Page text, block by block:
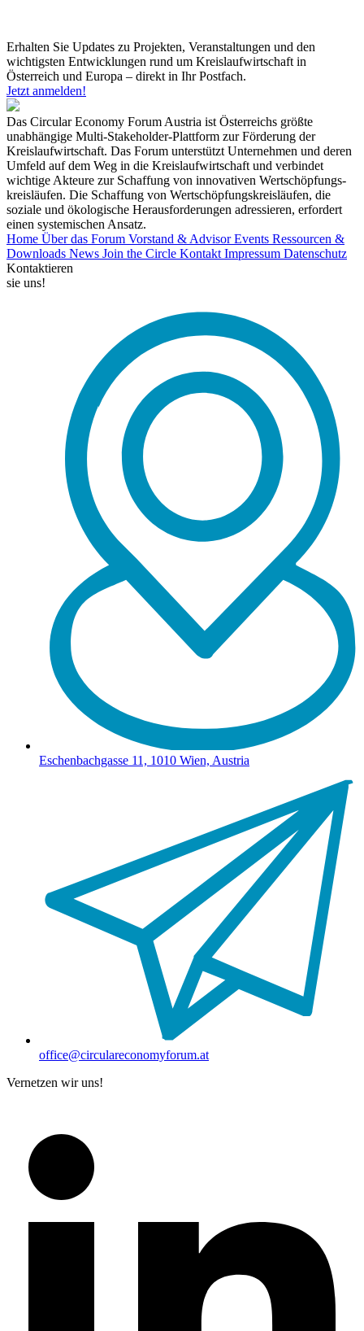
Erhalten Sie Updates zu Projekten, Veranstaltungen und den
wichtigsten Entwicklungen rund um Kreislaufwirtschaft in
Österreich und Europa – direkt in Ihr Postfach.
Jetzt anmelden!
Das Circular Economy Forum Austria ist Österreichs größte
unabhängige Multi-Stakeholder-Plattform zur Förderung der
Kreislaufwirtschaft. Das Forum unterstützt Unternehmen und deren
Umfeld auf dem Weg in die Kreislaufwirtschaft und verbindet
wichtige Akteure zur Schaffung von innovativen Wertschöpfungs-
kreisläufen. Die Schaffung von Wertschöpfungskreisläufen, die
soziale und ökologische Herausforderungen adressieren, erfordert
einen systemischen Ansatz.
Home Über das Forum Vorstand & AdvisorEvents Ressourcen &
Downloads News Join the Circle KontaktImpressum Datenschutz
Kontaktieren
sie uns!
Eschenbachgasse 11, 1010 Wien, Austria
office@circulareconomyforum.at
Vernetzen wir uns!